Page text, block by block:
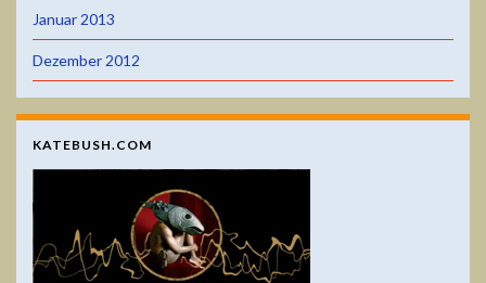
Januar 2013
Dezember 2012
KATEBUSH.COM